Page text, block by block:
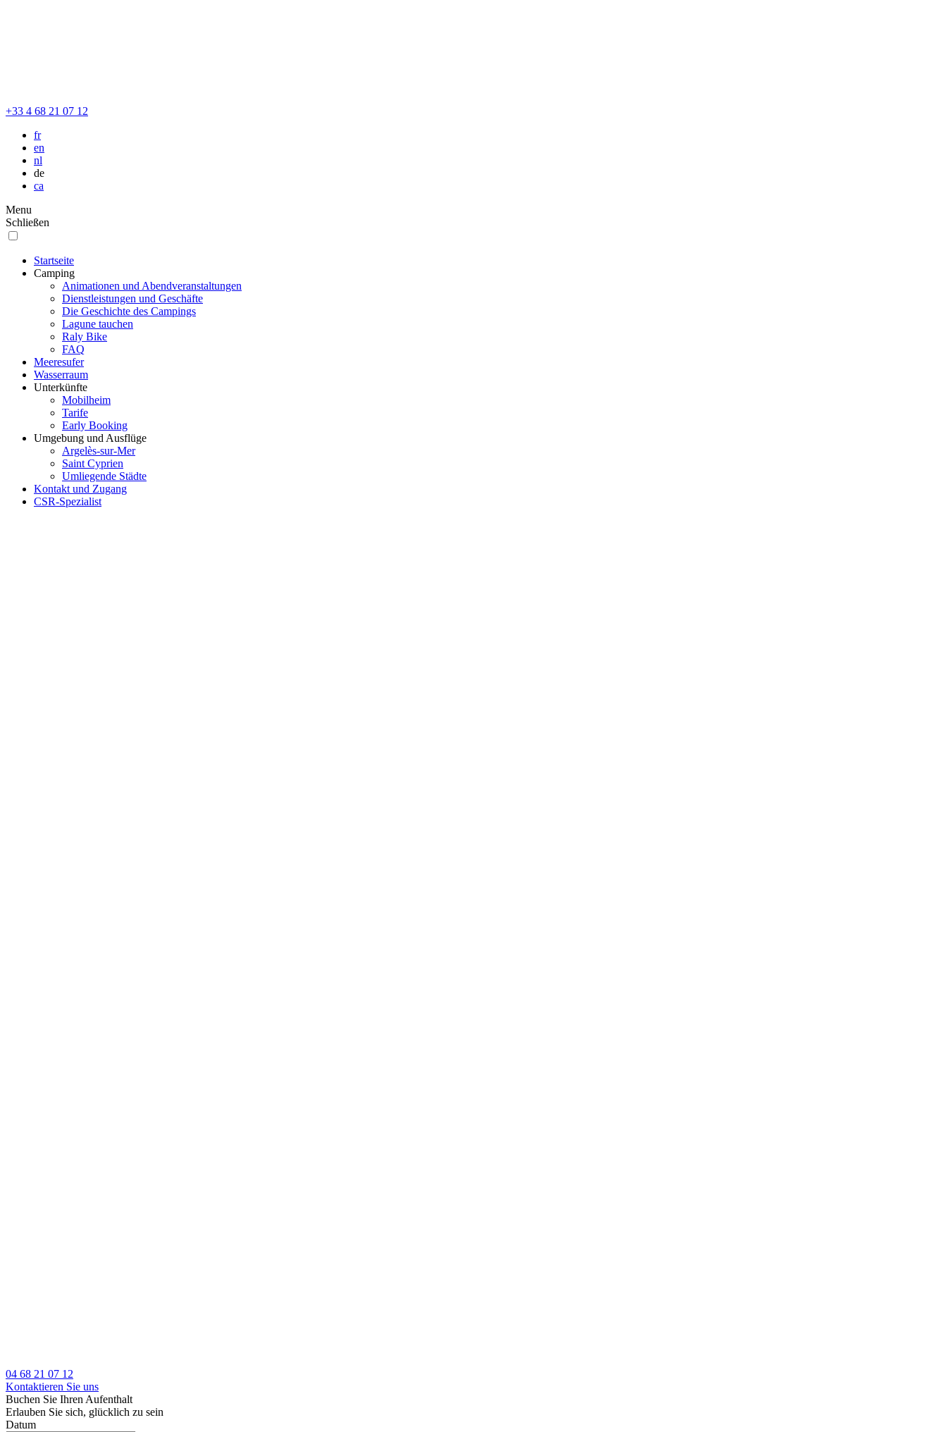
+33 4 68 21 07 12
fr
en
nl
de
ca
Menu
Schließen
Startseite
Camping
Animationen und Abendveranstaltungen
Dienstleistungen und Geschäfte
Die Geschichte des Campings
Lagune tauchen
Raly Bike
FAQ
Meeresufer
Wasserraum
Unterkünfte
Mobilheim
Tarife
Early Booking
Umgebung und Ausflüge
Argelès-sur-Mer
Saint Cyprien
Umliegende Städte
Kontakt und Zugang
CSR-Spezialist
04 68 21 07 12
Kontaktieren Sie uns
Buchen Sie Ihren Aufenthalt
Erlauben Sie sich, glücklich zu sein
Datum